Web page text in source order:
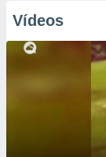
Vídeos